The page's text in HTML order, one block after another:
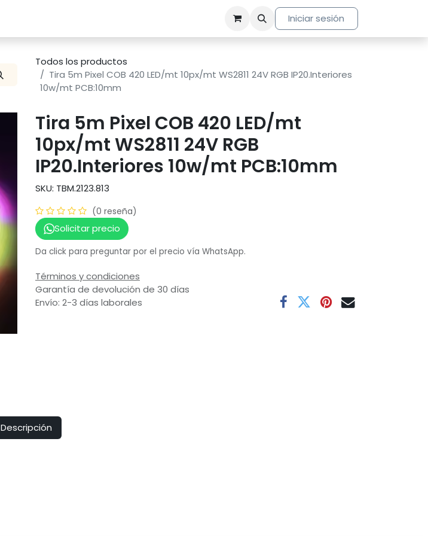
Iniciar sesión
Todos los productos
Tira 5m Pixel COB 420 LED/mt 10px/mt WS2811 24V RGB IP20.Interiores
10w/mt PCB:10mm
Tira 5m Pixel COB 420 LED/mt
10px/mt WS2811 24V RGB
IP20.Interiores 10w/mt PCB:10mm
SKU: TBM.2123.813
(0 reseña)
Solicitar precio
Da click para preguntar por el precio vía WhatsApp.
Términos y condiciones
Garantía de devolución de 30 días
Envío: 2-3 días laborales
Descripción